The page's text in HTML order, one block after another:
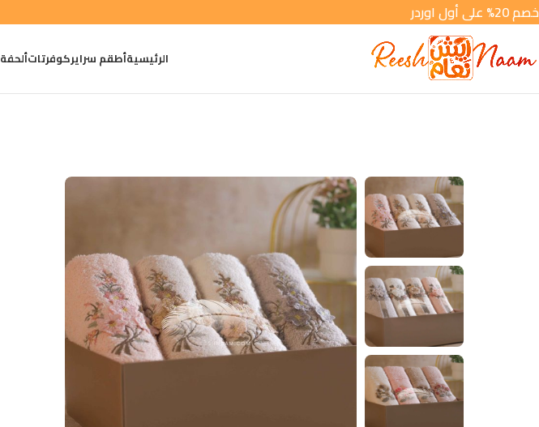
خصم 20% على أول اوردر
الرئيسيةأطقم سرايركوفرتاتألحفة